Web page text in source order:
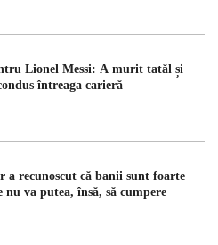
Lionel Messi: A murit tatăl și
întreaga carieră
a recunoscut că banii sunt foarte
va putea, însă, să cumpere